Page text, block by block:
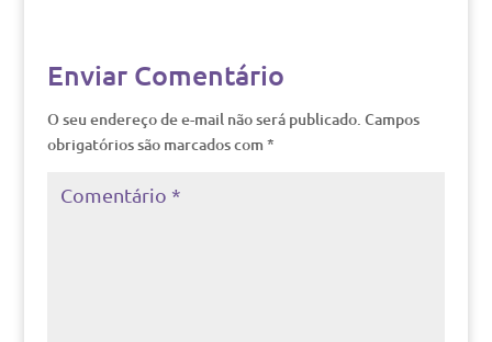
Enviar Comentário
O seu endereço de e-mail não será publicado. Campos
obrigatórios são marcados com *